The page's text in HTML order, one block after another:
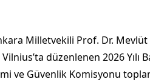
Milletvekili Prof. Dr.
düzenlenen 2026 Yılı
ve Güvenlik Komisyonu